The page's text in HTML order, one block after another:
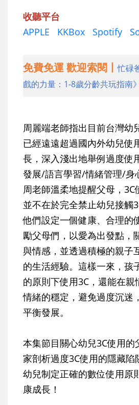
收聽平台
APPLE
KKBox Spotify
免費免運 歡迎索閱丨忙碌
戲的力量：1-8歲分齡共玩指南》
周麗端老師指出目前台灣幼
已經遠遠超過國內外幼兒使
長，深入淺出地舉例過度使
發展/語言學習/情緒管理/身
周老師溫柔地提醒父母，3C
並不在於完全禁止幼兒接觸
他們設定一個健康、合理的
勵父母們，以愛為出發點，
與情感，並透過積極的親子
的生活經驗。這樣一來，孩
的原則下使用3C，還能在
情緒的穩定，避免過度沉迷
平衡發展。
本集節目關心幼兒3C使用的
家剖析過度3C使用的隱藏陷
幼兒制定正確的數位使用原
康成長！